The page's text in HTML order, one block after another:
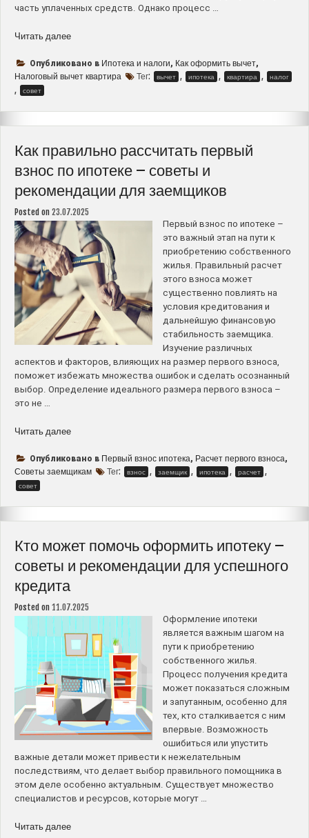
часть уплаченных средств. Однако процесс …
Читать далее“Как
налоговый
вычет
ипотеку
–
пошаговое
руководство
и
советы”
Опубликовано в Ипотека и налоги, Как оформить вычет,
Налоговый вычет квартира Тег: вычет , ипотека , квартира , налог
, совет
Как правильно рассчитать первый
взнос по ипотеке – советы и
рекомендации для заемщиков
Posted on 23.07.2025
Первый взнос по ипотеке –
это важный этап на пути к
приобретению собственного
жилья. Правильный расчет
этого взноса может
существенно повлиять на
условия кредитования и
дальнейшую финансовую
стабильность заемщика.
Изучение различных
аспектов и факторов, влияющих на размер первого взноса,
поможет избежать множества ошибок и сделать осознанный
выбор. Определение идеального размера первого взноса –
это не …
Читать далее“Как
рассчитать
первый
советы
и
рекомендации
Опубликовано в Первый взнос ипотека, Расчет первого взноса,
Советы заемщикам Тег: взнос , заемщик , ипотека , расчет ,
совет
Кто может помочь оформить ипотеку –
советы и рекомендации для успешного
кредита
Posted on 11.07.2025
Оформление ипотеки
является важным шагом на
пути к приобретению
собственного жилья.
Процесс получения кредита
может показаться сложным
и запутанным, особенно для
тех, кто сталкивается с ним
впервые. Возможность
ошибиться или упустить
важные детали может привести к нежелательным
последствиям, что делает выбор правильного помощника в
этом деле особенно актуальным. Существует множество
специалистов и ресурсов, которые могут …
Читать далее“Кто